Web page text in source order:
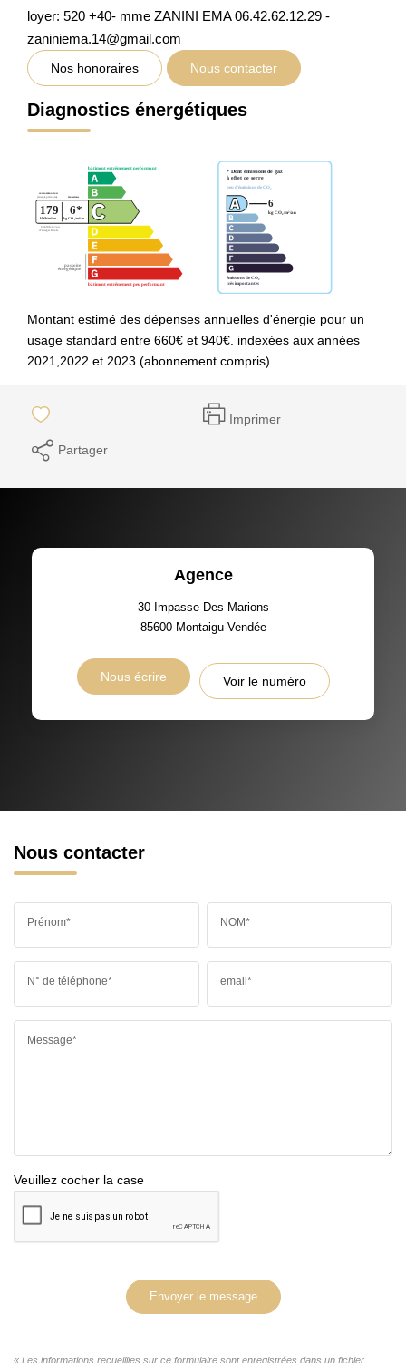
loyer: 520 +40- mme ZANINI EMA 06.42.62.12.29 -
zaniniema.14@gmail.com
Nos honoraires Nous contacter
Diagnostics énergétiques
Montant estimé des dépenses annuelles d'énergie pour un
usage standard entre 660€ et 940€. indexées aux années
2021,2022 et 2023 (abonnement compris).
Imprimer
Partager
Agence
30 Impasse Des Marions
85600 Montaigu-Vendée
Nous écrire Voir le numéro
Nous contacter
Prénom* NOM*
N° de téléphone* email*
Message*
Veuillez cocher la case
Envoyer le message
« Les informations recueillies sur ce formulaire sont enregistrées dans un fichier